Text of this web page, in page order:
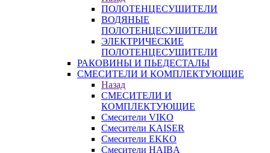
ПОЛОТЕНЦЕСУШИТЕЛИ
ВОДЯНЫЕ
ПОЛОТЕНЦЕСУШИТЕЛИ
ЭЛЕКТРИЧЕСКИЕ
ПОЛОТЕНЦЕСУШИТЕЛИ
РАКОВИНЫ И ПЬЕДЕСТАЛЫ
СМЕСИТЕЛИ И КОМПЛЕКТУЮЩИЕ
Назад
СМЕСИТЕЛИ И
КОМПЛЕКТУЮЩИЕ
Смесители VIKO
Смесители KAISER
Смесители EKKO
Смесители HAIBA